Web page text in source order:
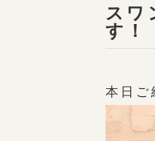
スワ
す！
本日ご